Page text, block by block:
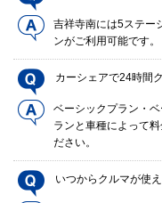
吉祥寺南には5ステー
ンがご利用可能です。
カーシェアで24時間
ベーシックプラン・
ランと車種によって
ださい。
いつからクルマが使